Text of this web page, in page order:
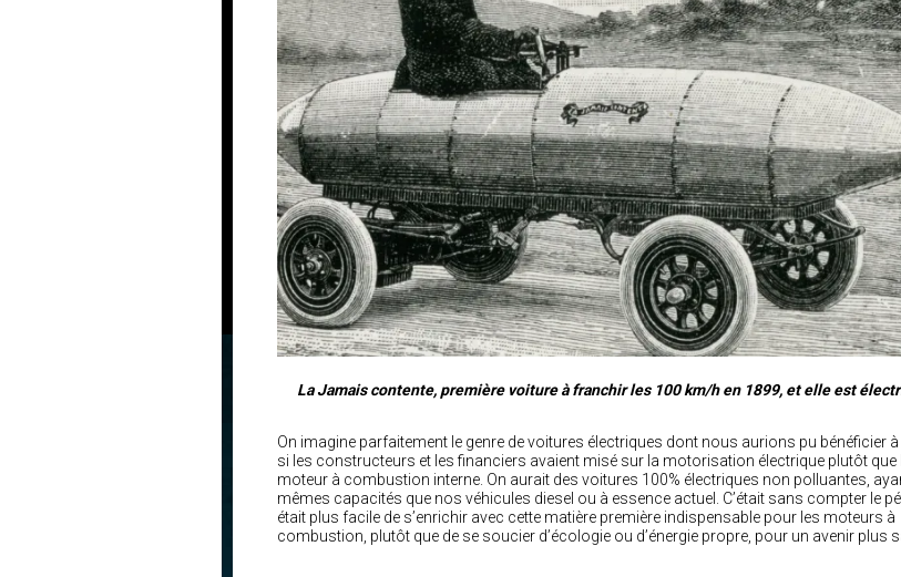
La Jamais contente, première voiture à franchir les 100 km/h en 1899, et elle est
On imagine parfaitement le genre de voitures électriques dont nous aurions pu bénéficier à
si les constructeurs et les financiers avaient misé sur la motorisation électrique plutôt que
moteur à combustion interne. On aurait des voitures 100% électriques non polluantes,
mêmes capacités que nos véhicules diesel ou à essence actuel. C’était sans compter le
était plus facile de s’enrichir avec cette matière première indispensable pour les moteurs à
combustion, plutôt que de se soucier d’écologie ou d’énergie propre, pour un avenir plus